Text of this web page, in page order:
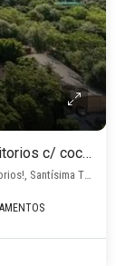
Departamento en alquiler de 3 dormitorios c/ cochera en Santísima Trinidad
En alquiler! Departamento amoblado de 3 dormitorios!, Santísima Trinidad, Asunción D.C.